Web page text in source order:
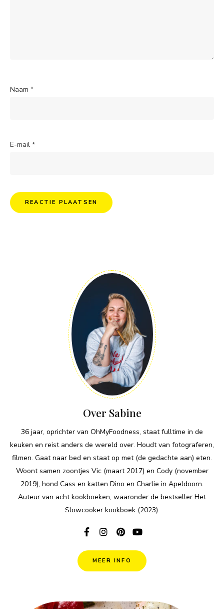
Naam *
E-mail *
Over Sabine
36 jaar, oprichter van OhMyFoodness, staat fulltime in de
keuken en reist anders de wereld over. Houdt van fotograferen,
filmen. Gaat naar bed en staat op met (de gedachte aan) eten.
Woont samen zoontjes Vic (maart 2017) en Cody (november
2019), hond Cass en katten Dino en Charlie in Apeldoorn.
Auteur van acht kookboeken, waaronder de bestseller Het
Slowcooker kookboek (2023).
MEER INFO